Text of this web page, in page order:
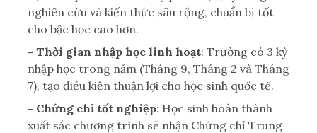
nghiên cứu và kiến thức sâu rộng, chuẩn bị tốt
cho bậc học cao hơn.
- Thời gian nhập học linh hoạt: Trường có 3 kỳ
nhập học trong năm (Tháng 9, Tháng 2 và Tháng
7), tạo điều kiện thuận lợi cho học sinh quốc tế.
- Chứng chỉ tốt nghiệp: Học sinh hoàn thành
xuất sắc chương trình sẽ nhận Chứng chỉ Trung